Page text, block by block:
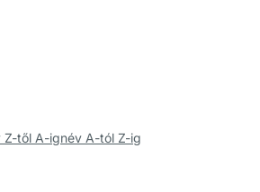
Z-től A-ignév A-tól Z-ig